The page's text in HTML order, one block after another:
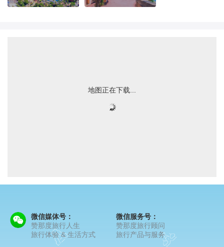
地图正在下载...
微信媒体号：
赞那度旅行人生
旅行体验 & 生活方式
微信服务号：
赞那度旅行顾问
旅行产品与服务